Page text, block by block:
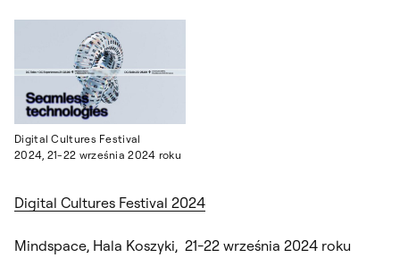
Digital Cultures Festival
2024, 21-22 września 2024 roku
Digital Cultures Festival 2024
Mindspace, Hala Koszyki, 21-22 września 2024 roku